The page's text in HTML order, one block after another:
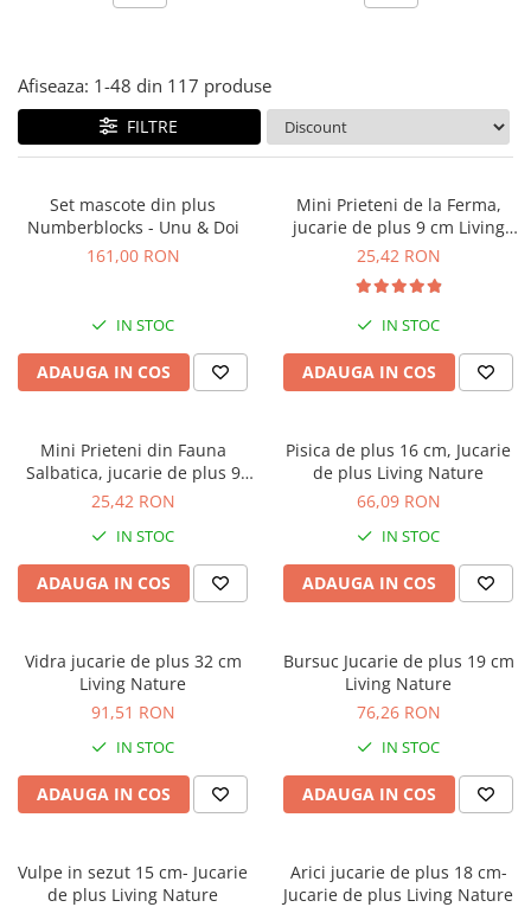
Jocuri de rol
Jocuri inteligenta si memorie
Jocuri dezvoltare emotionala
Jucarii din lemn
Jucarii si jocuri Montessori
Jocuri de relaxare
Papusi Barbie
Jocuri de cooperare
Jocuri dezvoltarea imaginatiei
Jocuri geografie
Jocuri invatat limba engleza
Jocuri si jucarii educative
Jocuri STEAM
Jucarii interactive
Jucarii muzicale
Jucării ȋndemânare
Roboti de jucarie
Cărți educative pentru copii
Afiseaza: 1-48 din 117 produse
FILTRE
Set mascote din plus
Numberblocks - Unu & Doi
161,00 RON
IN STOC
ADAUGA IN COS
Mini Prieteni de la Ferma,
jucarie de plus 9 cm Living
Nature
25,42 RON
IN STOC
ADAUGA IN COS
Mini Prieteni din Fauna
Salbatica, jucarie de plus 9
cm, Living Nature
25,42 RON
IN STOC
ADAUGA IN COS
Pisica de plus 16 cm, Jucarie
de plus Living Nature
66,09 RON
IN STOC
ADAUGA IN COS
Vidra jucarie de plus 32 cm
Living Nature
91,51 RON
IN STOC
ADAUGA IN COS
Bursuc Jucarie de plus 19 cm
Living Nature
76,26 RON
IN STOC
ADAUGA IN COS
Vulpe in sezut 15 cm- Jucarie
de plus Living Nature
Arici jucarie de plus 18 cm-
Jucarie de plus Living Nature